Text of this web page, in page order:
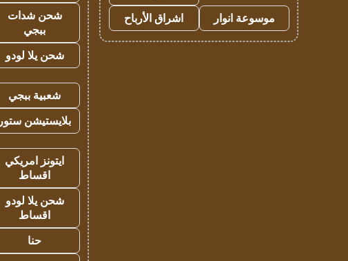
موسوعة انوار
اشراق الأرباح
شحن شدات
ببجي
شحن يلا لودو
شعبية ببجي
بلايستيشن ستور
ايتونز امريكي
اقساط
شحن يلا لودو
اقساط
حنا